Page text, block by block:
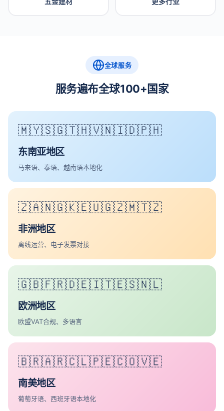
全球服务
服务遍布全球100+国家
🇲🇾🇸🇬🇹🇭🇻🇳🇮🇩🇵🇭
东南亚地区
马来语、泰语、越南语本地化
🇿🇦🇳🇬🇰🇪🇺🇬🇿🇲🇹🇿
非洲地区
离线运营、电子发票对接
🇬🇧🇫🇷🇩🇪🇮🇹🇪🇸🇳🇱
欧洲地区
欧盟VAT合规、多语言
🇧🇷🇦🇷🇨🇱🇵🇪🇨🇴🇻🇪
南美地区
葡萄牙语、西班牙语本地化